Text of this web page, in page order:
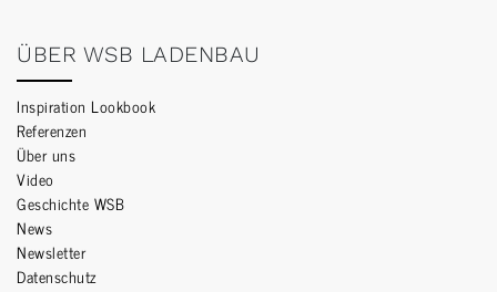
ÜBER WSB LADENBAU
Inspiration Lookbook
Referenzen
Über uns
Video
Geschichte WSB
News
Newsletter
Datenschutz